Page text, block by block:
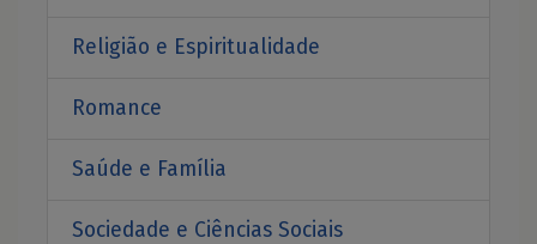
Religião e Espiritualidade
Romance
Saúde e Família
Sociedade e Ciências Sociais